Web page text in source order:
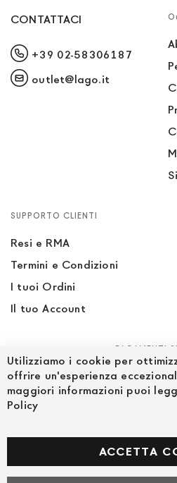
CONTATTACI
+39 02-58306187
outlet@lago.it
SUPPORTO CLIENTI
Resi e RMA
Termini e Condizioni
I tuoi Ordini
Il tuo Account
PAGAMENTI
Utilizziamo i cookie per
offrire un'esperienza
maggiori informazioni puoi
Policy
ACCETTA